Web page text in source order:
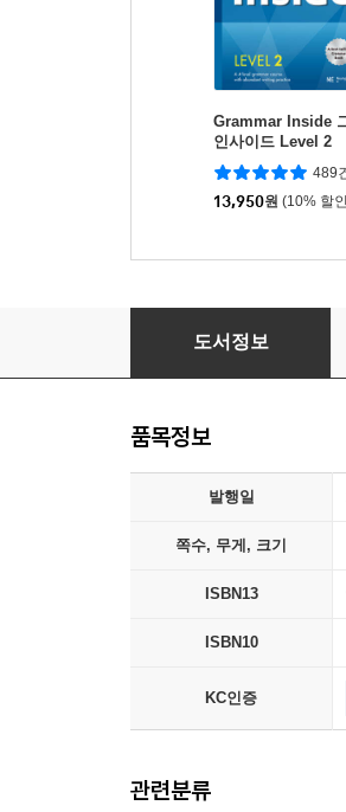
Grammar Inside
인사이드 Level 2
489
13,950원 (10% 할
중학 완전정복 영어듣기
도서정보
품목정보
발행일
쪽수, 무게, 크기
ISBN13
ISBN10
KC인증
관련분류